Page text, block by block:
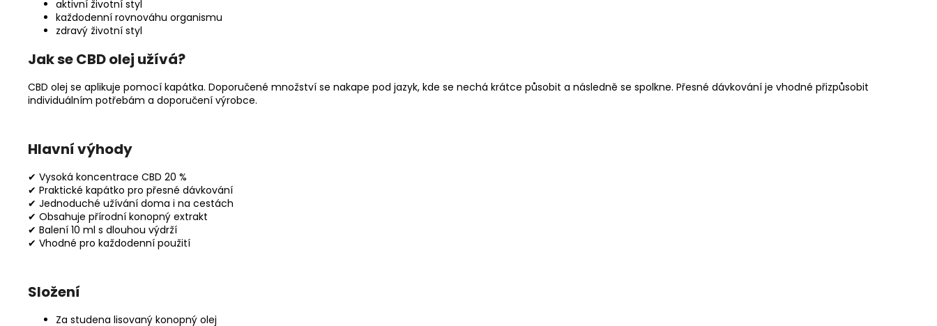
aktivní životní styl
každodenní rovnováhu organismu
zdravý životní styl
Jak se CBD olej užívá?
CBD olej se aplikuje pomocí kapátka. Doporučené množství se nakape pod jazyk, kde se nechá krátce působit a následně se spolkne. Přesné dávkování je vhodné přizpůsobit
individuálním potřebám a doporučení výrobce.
Hlavní výhody
✔ Vysoká koncentrace CBD 20 %
✔ Praktické kapátko pro přesné dávkování
✔ Jednoduché užívání doma i na cestách
✔ Obsahuje přírodní konopný extrakt
✔ Balení 10 ml s dlouhou výdrží
✔ Vhodné pro každodenní použití
Složení
Za studena lisovaný konopný olej